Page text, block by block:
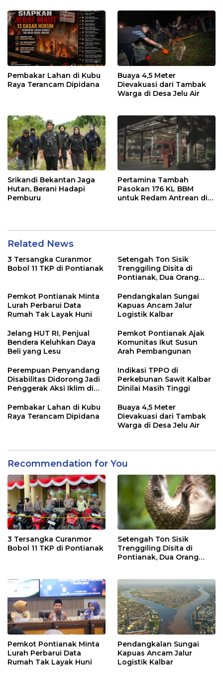
Pembakar Lahan di Kubu
Raya Terancam Dipidana
Buaya 4,5 Meter
Dievakuasi dari Tambak
Warga di Desa Jelu Air
Srikandi Bekantan Jaga
Hutan, Berani Hadapi
Pemburu
Pertamina Tambah
Pasokan 176 KL BBM
untuk Redam Antrean di
Related News
3 Tersangka Curanmor
Bobol 11 TKP di Pontianak
Setengah Ton Sisik
Trenggiling Disita di
Pontianak, Dua Orang
Pemkot Pontianak Minta
Lurah Perbarui Data
Rumah Tak Layak Huni
Pendangkalan Sungai
Kapuas Ancam Jalur
Logistik Kalbar
Jelang HUT RI, Penjual
Bendera Keluhkan Daya
Beli yang Lesu
Pemkot Pontianak Ajak
Komunitas Ikut Susun
Arah Pembangunan
Perempuan Penyandang
Disabilitas Didorong Jadi
Penggerak Aksi Iklim di
Indikasi TPPO di
Perkebunan Sawit Kalbar
Dinilai Masih Tinggi
Pembakar Lahan di Kubu
Raya Terancam Dipidana
Buaya 4,5 Meter
Dievakuasi dari Tambak
Warga di Desa Jelu Air
Recommendation for You
3 Tersangka Curanmor
Bobol 11 TKP di Pontianak
Setengah Ton Sisik
Trenggiling Disita di
Pontianak, Dua Orang
Pemkot Pontianak Minta
Lurah Perbarui Data
Rumah Tak Layak Huni
Pendangkalan Sungai
Kapuas Ancam Jalur
Logistik Kalbar